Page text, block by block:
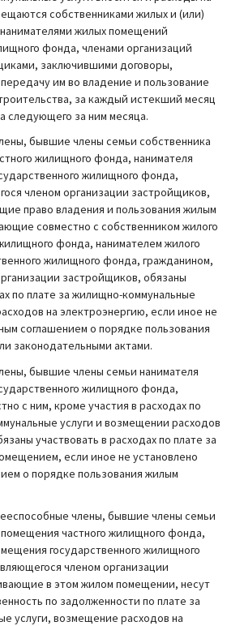
собственниками жилых и (или)
жилых помещений
фонда, членами организаций
заключившими договоры,
им во владение и пользование
за каждый истекший месяц
следующего за ним месяца.
бывшие члены семьи собственника
жилищного фонда, нанимателя
жилищного фонда,
членом организации застройщиков,
право владения и пользования жилым
совместно с собственником жилого
фонда, нанимателем жилого
жилищного фонда, гражданином,
застройщиков, обязаны
по плате за жилищно-коммунальные
на электроэнергию, если иное не
соглашением о порядке пользования
законодательными актами.
бывшие члены семьи нанимателя
жилищного фонда,
с ним, кроме участия в расходах по
услуги и возмещении расходов
участвовать в расходах по плате за
если иное не установлено
о порядке пользования жилым
члены, бывшие члены семьи
частного жилищного фонда,
государственного жилищного
членом организации
в этом жилом помещении, несут
по задолженности по плате за
услуги, возмещение расходов на